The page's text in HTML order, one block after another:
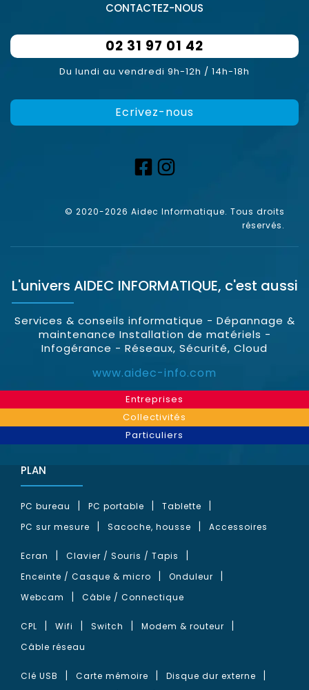
CONTACTEZ-NOUS
02 31 97 01 42
Du lundi au vendredi 9h-12h / 14h-18h
Ecrivez-nous
© 2020-2026 Aidec Informatique. Tous droits
réservés.
L'univers AIDEC INFORMATIQUE, c'est aussi
Services & conseils informatique - Dépannage &
maintenance Installation de matériels -
Infogérance - Réseaux, Sécurité, Cloud
www.aidec-info.com
Entreprises
Collectivités
Particuliers
PLAN
PC bureau PC portable
Tablette
PC sur mesure
Sacoche, housse Accessoires
Ecran
Clavier / Souris / Tapis
Enceinte / Casque & micro
Onduleur
Webcam
Câble / Connectique
CPL Wifi Switch
Modem & routeur
Câble réseau
Clé USB Carte mémoire
Disque dur externe